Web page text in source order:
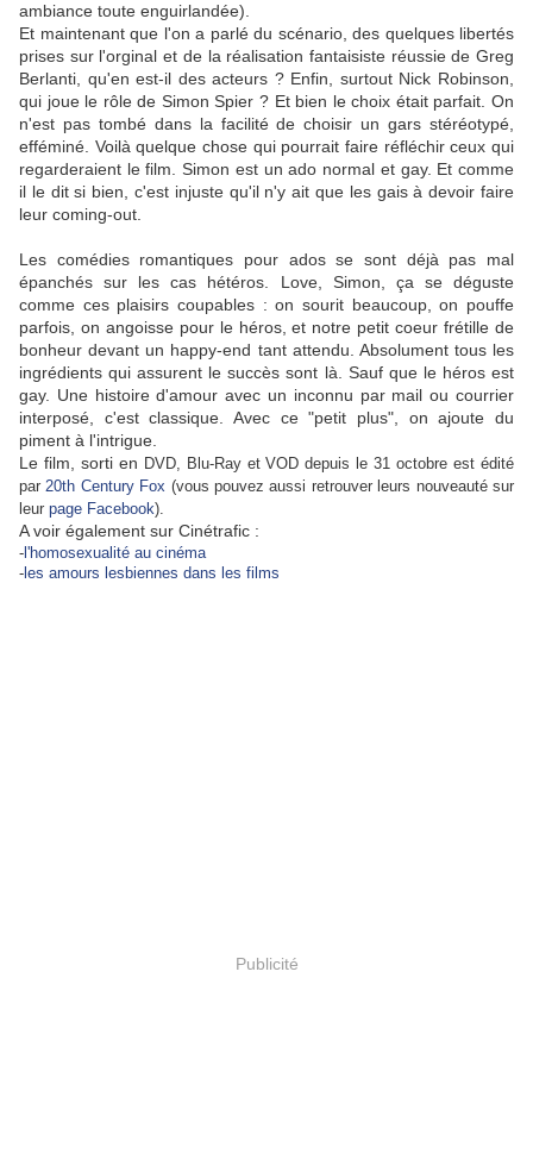
ambiance toute enguirlandée).
Et maintenant que l'on a parlé du scénario, des quelques libertés
prises sur l'orginal et de la réalisation fantaisiste réussie de Greg
Berlanti, qu'en est-il des acteurs ? Enfin, surtout Nick Robinson,
qui joue le rôle de Simon Spier ? Et bien le choix était parfait. On
n'est pas tombé dans la facilité de choisir un gars stéréotypé,
efféminé. Voilà quelque chose qui pourrait faire réfléchir ceux qui
regarderaient le film. Simon est un ado normal et gay. Et comme
il le dit si bien, c'est injuste qu'il n'y ait que les gais à devoir faire
leur coming-out.
Les comédies romantiques pour ados se sont déjà pas mal
épanchés sur les cas hétéros. Love, Simon, ça se déguste
comme ces plaisirs coupables : on sourit beaucoup, on pouffe
parfois, on angoisse pour le héros, et notre petit coeur frétille de
bonheur devant un happy-end tant attendu. Absolument tous les
ingrédients qui assurent le succès sont là. Sauf que le héros est
gay. Une histoire d'amour avec un inconnu par mail ou courrier
interposé, c'est classique. Avec ce "petit plus", on ajoute du
piment à l'intrigue.
Le film, sorti en DVD, Blu-Ray et VOD depuis le 31 octobre est édité
par20th Century Fox (vous pouvez aussi retrouver leurs nouveauté sur
leur page Facebook).
A voir également sur Cinétrafic :
- l'homosexualité au cinéma
- les amours lesbiennes dans les films
Publicité